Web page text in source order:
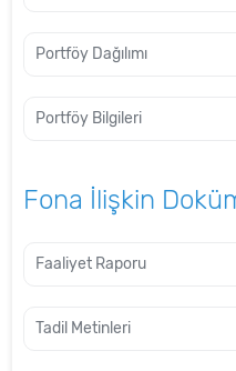
Portföy Dağılımı
Portföy Bilgileri
Fona İlişkin
Faaliyet Raporu
Tadil Metinleri